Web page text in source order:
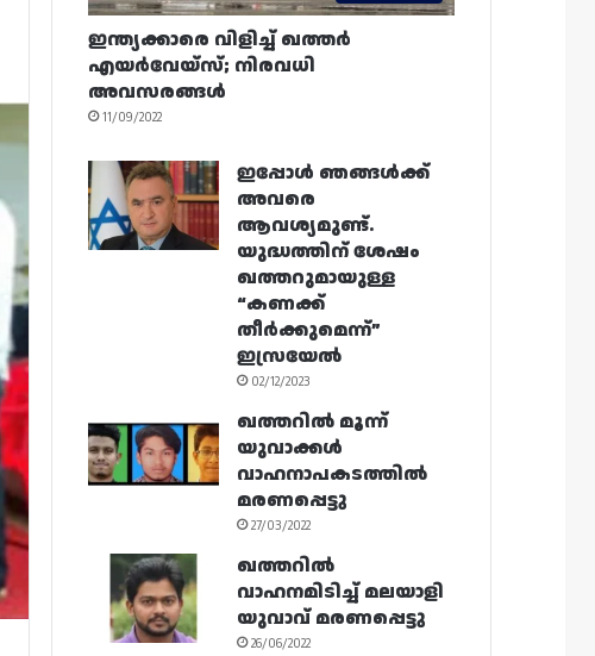
ഇന്ത്യക്കാരെ വിളിച്ച് ഖത്തർ
എയർവേയ്‌സ്; നിരവധി
അവസരങ്ങൾ
11/09/2022
ഇപ്പോൾ ഞങ്ങൾക്ക്
അവരെ
ആവശ്യമുണ്ട്.
യുദ്ധത്തിന് ശേഷം
ഖത്തറുമായുള്ള
“കണക്ക്
തീർക്കുമെന്ന്”
ഇസ്രയേൽ
02/12/2023
ഖത്തറിൽ മൂന്ന്
യുവാക്കൾ
വാഹനാപകടത്തിൽ
മരണപ്പെട്ടു
27/03/2022
ഖത്തറിൽ
വാഹനമിടിച്ച് മലയാളി
യുവാവ് മരണപ്പെട്ടു
26/06/2022